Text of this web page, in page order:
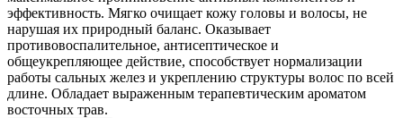
эффективность. Мягко очищает кожу головы и волосы, не
нарушая их природный баланс. Оказывает
противовоспалительное, антисептическое и
общеукрепляющее действие, способствует нормализации
работы сальных желез и укреплению структуры волос по всей
длине. Обладает выраженным терапевтическим ароматом
восточных трав.